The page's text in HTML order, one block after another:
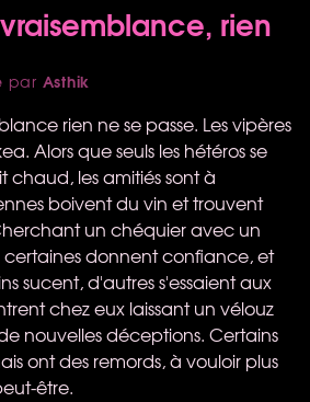
rien
par Asthik
rien ne se passe. Les vipères
Alors que seuls les hétéros se
chaud, les amitiés sont à
boivent du vin et trouvent
un chéquier avec un
donnent confiance, et
sucent, d'autres s'essaient aux
chez eux laissant un vélouz
nouvelles déceptions. Certains
ont des remords, à vouloir plus
être.